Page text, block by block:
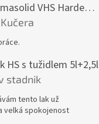
Tužidlo Permasolid VHS Hardener Medium 1l střední
je 5 z 5 hvězdiček.
HS s tužidlem 5l+2,5l
je 5 z 5 hvězdiček.
stadnik
tento lak už
velká spokojenost